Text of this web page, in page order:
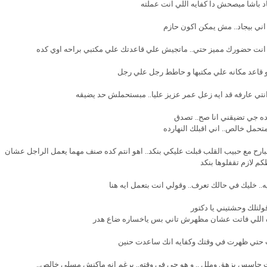
باشا ميصحش دا كفايه اللي انت عملته
اني بيجاد.. مش يمكن اكون حازم
انت حضورك مميز حتي.. ماتجيش علي قاعدتك علي مكتبي براحه اوي كده
مكانه علي مكتبها و حاطط رجل علي رجل
عارفه قد ايه زعل عمر عزيز عليا.. مبستحملش حد يضيقه
جي تضيقني انا صح.. تصدق
خالص.. اني اقبلك النهارده
مع حبيب القلب قبلت عليكي بنكد.. اهو انتم كده صنف مهما يعمل الراجل عشان
لازم تقفلوها بنكد
خليك في حالك تعرف.. وقولي انت بتعمل ايه هنا
وحشتيني يا دكتور
اللي فاتت عشان مظهرش تاني بس ياخساره ضاع هدر
حتي ظهرت في وقتك وكفايه انك ساعدت حنين
حاسس بزهق وملل .. و هو جي في وقته.. برغم انه ماكنش مسلي خالص..